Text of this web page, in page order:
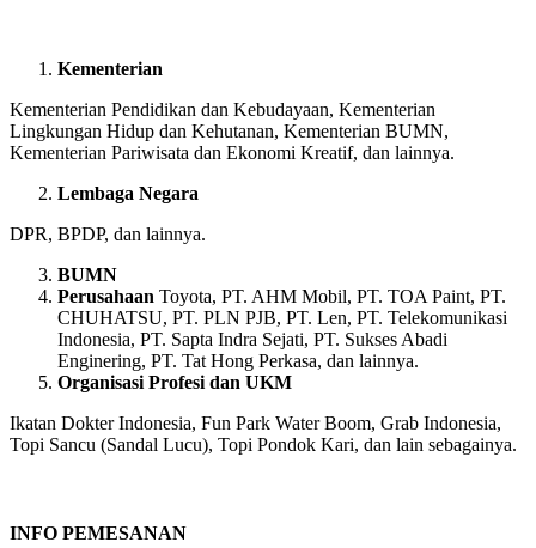
Kementerian
Kementerian Pendidikan dan Kebudayaan, Kementerian
Lingkungan Hidup dan Kehutanan, Kementerian BUMN,
Kementerian Pariwisata dan Ekonomi Kreatif, dan lainnya.
Lembaga Negara
DPR, BPDP, dan lainnya.
BUMN
Perusahaan Toyota, PT. AHM Mobil, PT. TOA Paint, PT.
CHUHATSU, PT. PLN PJB, PT. Len, PT. Telekomunikasi
Indonesia, PT. Sapta Indra Sejati, PT. Sukses Abadi
Enginering, PT. Tat Hong Perkasa, dan lainnya.
Organisasi Profesi dan UKM
Ikatan Dokter Indonesia, Fun Park Water Boom, Grab Indonesia,
Topi Sancu (Sandal Lucu), Topi Pondok Kari, dan lain sebagainya.
INFO PEMESANAN